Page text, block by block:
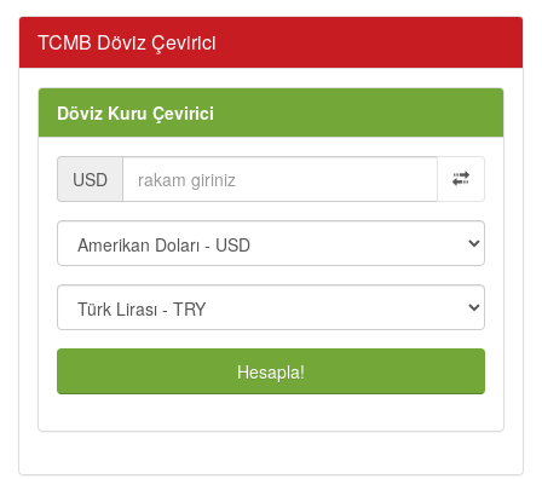
TCMB Döviz Çevirici
Döviz Kuru Çevirici
USD
Hesapla!